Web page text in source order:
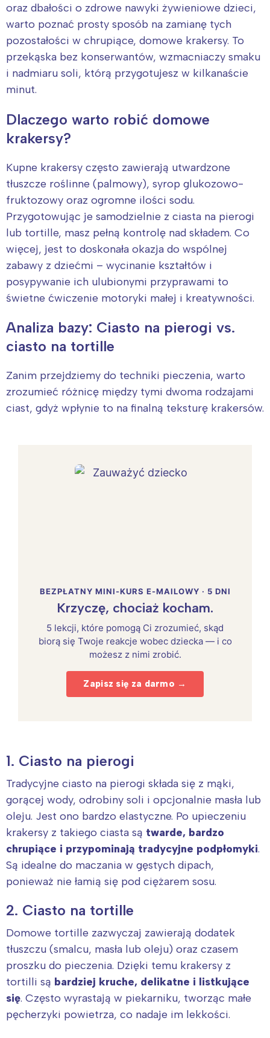
oraz dbałości o zdrowe nawyki żywieniowe dzieci,
warto poznać prosty sposób na zamianę tych
pozostałości w chrupiące, domowe krakersy. To
przekąska bez konserwantów, wzmacniaczy smaku
i nadmiaru soli, którą przygotujesz w kilkanaście
minut.
Dlaczego warto robić domowe
krakersy?
Kupne krakersy często zawierają utwardzone
tłuszcze roślinne (palmowy), syrop glukozowo-
fruktozowy oraz ogromne ilości sodu.
Przygotowując je samodzielnie z ciasta na pierogi
lub tortille, masz pełną kontrolę nad składem. Co
więcej, jest to doskonała okazja do wspólnej
zabawy z dziećmi – wycinanie kształtów i
posypywanie ich ulubionymi przyprawami to
świetne ćwiczenie motoryki małej i kreatywności.
Analiza bazy: Ciasto na pierogi vs.
ciasto na tortille
Zanim przejdziemy do techniki pieczenia, warto
zrozumieć różnicę między tymi dwoma rodzajami
ciast, gdyż wpłynie to na finalną teksturę krakersów.
BEZPŁATNY MINI-KURS E-MAILOWY · 5 DNI
Krzyczę, chociaż kocham.
5 lekcji, które pomogą Ci zrozumieć, skąd
biorą się Twoje reakcje wobec dziecka — i co
możesz z nimi zrobić.
Zapisz się za darmo →
1. Ciasto na pierogi
Tradycyjne ciasto na pierogi składa się z mąki,
gorącej wody, odrobiny soli i opcjonalnie masła lub
oleju. Jest ono bardzo elastyczne. Po upieczeniu
krakersy z takiego ciasta są twarde, bardzo
chrupiące i przypominają tradycyjne podpłomyki.
Są idealne do maczania w gęstych dipach,
ponieważ nie łamią się pod ciężarem sosu.
2. Ciasto na tortille
Domowe tortille zazwyczaj zawierają dodatek
tłuszczu (smalcu, masła lub oleju) oraz czasem
proszku do pieczenia. Dzięki temu krakersy z
tortilli są bardziej kruche, delikatne i listkujące
się. Często wyrastają w piekarniku, tworząc małe
pęcherzyki powietrza, co nadaje im lekkości.